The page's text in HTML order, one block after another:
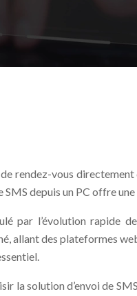
rendez-vous
depuis un PC offre
par l’évolution
allant des plateformes
solution d’envoi de